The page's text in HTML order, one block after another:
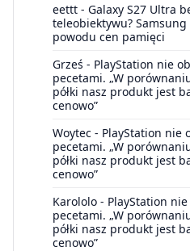
eettt - Galaxy S27 Ultra
teleobiektywu?
powodu cen pamięci
Grześ - PlayStation nie
pecetami. „W
półki nasz produkt jest
cenowo”
Woytec - PlayStation nie
pecetami. „W
półki nasz produkt jest
cenowo”
Karololo - PlayStation
pecetami. „W
półki nasz produkt jest
cenowo”